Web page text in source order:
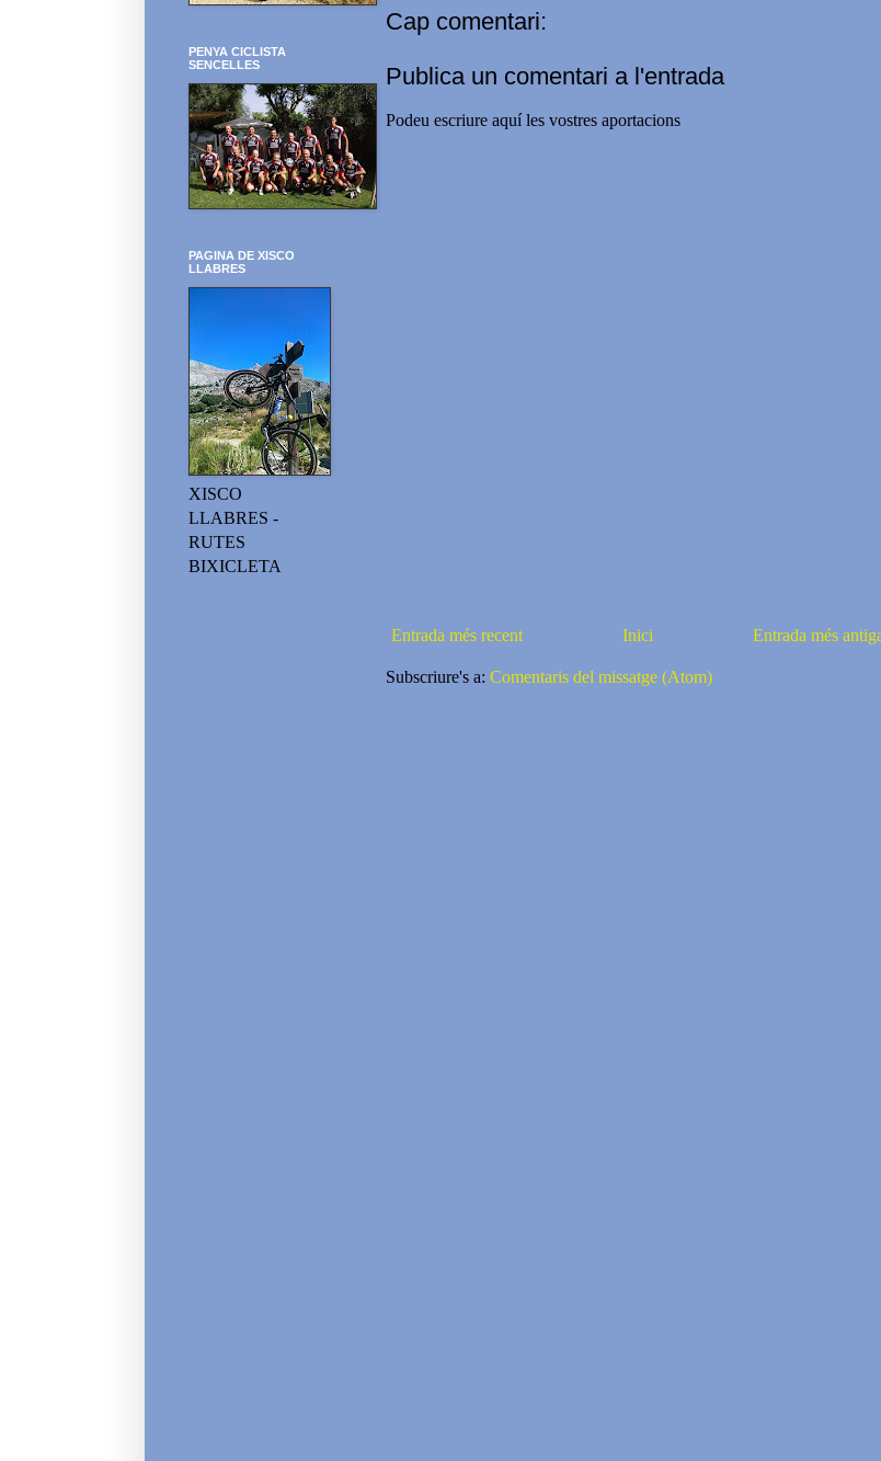
Cap comentari:
Publica un comentari a l'entrada
Podeu escriure aquí les vostres aportacions
Entrada més recent Entrada més
Inici
Subscriure's a: Comentaris del missatge (Atom)
PENYA CICLISTA
SENCELLES
PAGINA DE XISCO
LLABRES
XISCO
LLABRES -
RUTES
BIXICLETA